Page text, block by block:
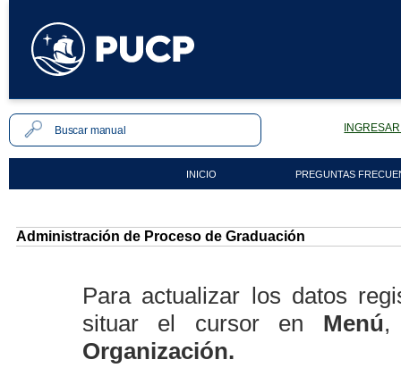
INICIO PREGUNTAS
Administración de Proceso de Graduación
Para actualizar los datos
situar el cursor en Menú,
Organización.